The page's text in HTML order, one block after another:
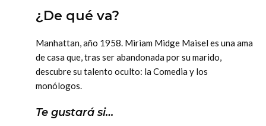
¿De qué va?
Manhattan, año 1958. Miriam Midge Maisel es una ama
de casa que, tras ser abandonada por su marido,
descubre su talento oculto: la Comedia y los
monólogos.
Te gustará si…